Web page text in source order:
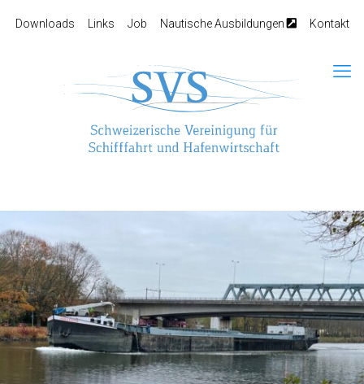
Downloads Links Job Nautische Ausbildungen Kontakt